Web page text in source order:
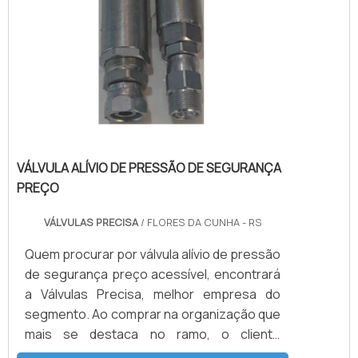
VÁLVULA ALÍVIO DE PRESSÃO DE SEGURANÇA
PREÇO
VÁLVULAS PRECISA/ FLORES DA CUNHA - RS
Quem procurar por válvula alívio de pressão
de segurança preço acessível, encontrará
a Válvulas Precisa, melhor empresa do
segmento. Ao comprar na organização que
mais se destaca no ramo, o cliente
receberá um atendimento de excelência e